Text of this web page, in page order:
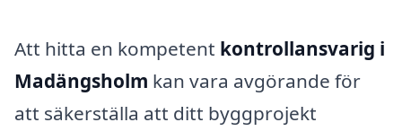
Att hitta en kompetent kontrollansvarig i
Madängsholm kan vara avgörande för
att säkerställa att ditt byggprojekt